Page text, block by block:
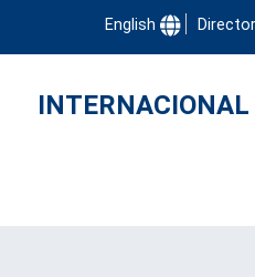
English
INTERNACIONAL